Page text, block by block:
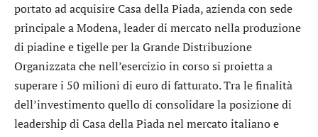
portato ad acquisire Casa della Piada, azienda con sede
principale a Modena, leader di mercato nella produzione
di piadine e tigelle per la Grande Distribuzione
Organizzata che nell’esercizio in corso si proietta a
superare i 50 milioni di euro di fatturato. Tra le finalità
dell’investimento quello di consolidare la posizione di
leadership di Casa della Piada nel mercato italiano e